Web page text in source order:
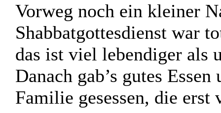
Vorweg noch ein kleiner
Shabbatgottesdienst war
das ist viel lebendiger als
Danach gab’s gutes
Familie gesessen, die erst